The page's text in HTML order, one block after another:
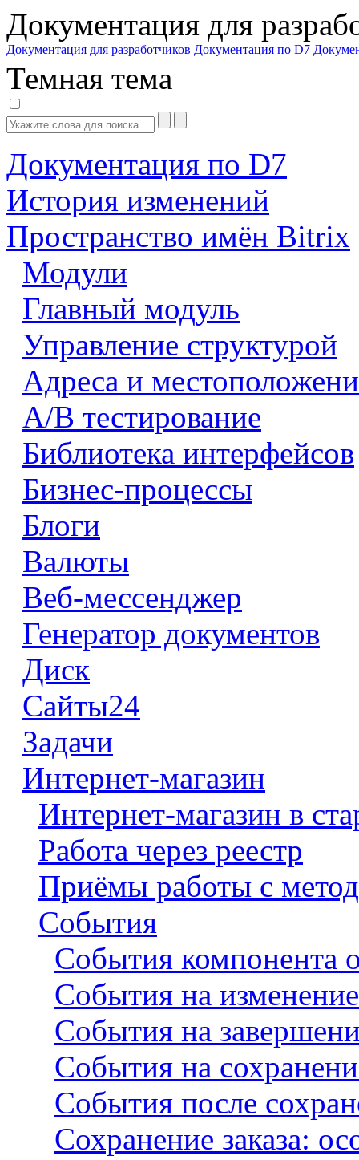
Документация для
Документация для разработчиков Документация по D7
Темная тема
Документация по D7
История изменений
Пространство имён Bitrix
Модули
Главный модуль
Управление структурой
Адреса и
А/В тестирование
Библиотека интерфейсов
Бизнес-процессы
Блоги
Валюты
Веб-мессенджер
Генератор документов
Диск
Сайты24
Задачи
Интернет-магазин
Интернет-магазин в
Работа через реестр
Приёмы работы с
События
События компонента
События на
События на
События на
События после
Сохранение заказа: